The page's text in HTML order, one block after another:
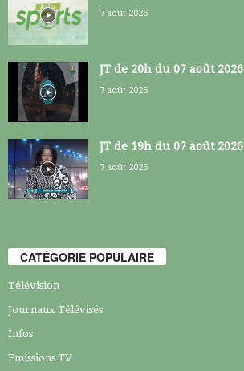
7 août 2026
JT de 20h du 07 août 2026
7 août 2026
JT de 19h du 07 août 2026
7 août 2026
CATÉGORIE POPULAIRE
Télévision
Journaux Télévisés
Infos
Emissions TV